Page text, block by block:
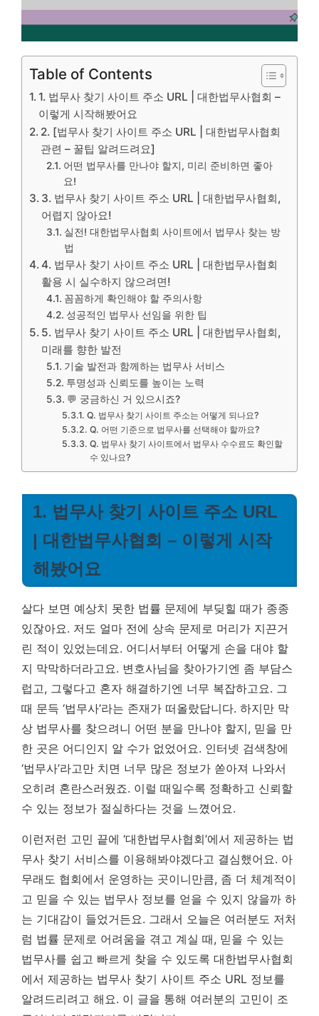
Table of Contents
1. 법무사 찾기 사이트 주소 URL | 대한법무사협회 –
이렇게 시작해봤어요
2. [법무사 찾기 사이트 주소 URL | 대한법무사협회
관련 – 꿀팁 알려드려요]
어떤 법무사를 만나야 할지, 미리 준비하면 좋아
요!
3. 법무사 찾기 사이트 주소 URL | 대한법무사협회,
어렵지 않아요!
실전! 대한법무사협회 사이트에서 법무사 찾는 방
법
4. 법무사 찾기 사이트 주소 URL | 대한법무사협회
활용 시 실수하지 않으려면!
꼼꼼하게 확인해야 할 주의사항
성공적인 법무사 선임을 위한 팁
5. 법무사 찾기 사이트 주소 URL | 대한법무사협회,
미래를 향한 발전
기술 발전과 함께하는 법무사 서비스
투명성과 신뢰도를 높이는 노력
💬 궁금하신 거 있으시죠?
Q. 법무사 찾기 사이트 주소는 어떻게 되나요?
Q. 어떤 기준으로 법무사를 선택해야 할까요?
Q. 법무사 찾기 사이트에서 법무사 수수료도 확인할
수 있나요?
1. 법무사 찾기 사이트 주소 URL
| 대한법무사협회 – 이렇게 시작
해봤어요
살다 보면 예상치 못한 법률 문제에 부딪힐 때가 종종
있잖아요. 저도 얼마 전에 상속 문제로 머리가 지끈거
린 적이 있었는데요. 어디서부터 어떻게 손을 대야 할
지 막막하더라고요. 변호사님을 찾아가기엔 좀 부담스
럽고, 그렇다고 혼자 해결하기엔 너무 복잡하고요. 그
때 문득 ‘법무사’라는 존재가 떠올랐답니다. 하지만 막
상 법무사를 찾으려니 어떤 분을 만나야 할지, 믿을 만
한 곳은 어디인지 알 수가 없었어요. 인터넷 검색창에
‘법무사’라고만 치면 너무 많은 정보가 쏟아져 나와서
오히려 혼란스러웠죠. 이럴 때일수록 정확하고 신뢰할
수 있는 정보가 절실하다는 것을 느꼈어요.
이런저런 고민 끝에 ‘대한법무사협회’에서 제공하는 법
무사 찾기 서비스를 이용해봐야겠다고 결심했어요. 아
무래도 협회에서 운영하는 곳이니만큼, 좀 더 체계적이
고 믿을 수 있는 법무사 정보를 얻을 수 있지 않을까 하
는 기대감이 들었거든요. 그래서 오늘은 여러분도 저처
럼 법률 문제로 어려움을 겪고 계실 때, 믿을 수 있는
법무사를 쉽고 빠르게 찾을 수 있도록 대한법무사협회
에서 제공하는 법무사 찾기 사이트 주소 URL 정보를
알려드리려고 해요. 이 글을 통해 여러분의 고민이 조